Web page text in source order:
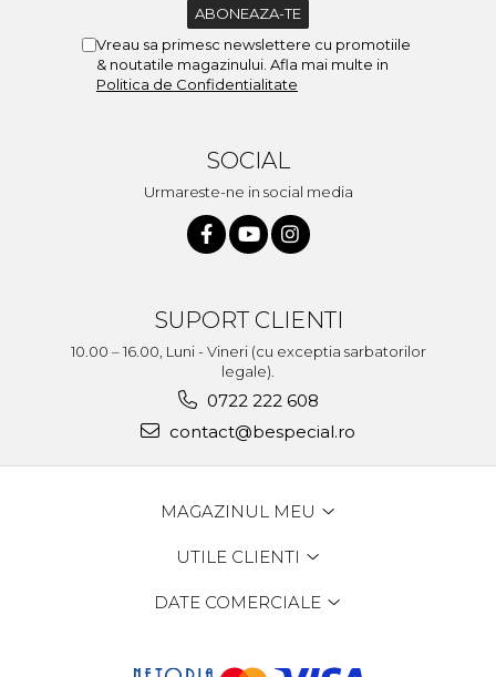
Vreau sa primesc newslettere cu promotiile
& noutatile magazinului. Afla mai multe in
Politica de Confidentialitate
SOCIAL
Urmareste-ne in social media
SUPORT CLIENTI
10.00 – 16.00, Luni - Vineri (cu exceptia sarbatorilor
legale).
0722 222 608
contact@bespecial.ro
MAGAZINUL MEU
UTILE CLIENTI
DATE COMERCIALE